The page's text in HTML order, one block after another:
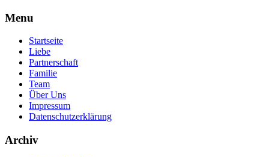
Skip
content
Menu
Startseite
Liebe
Partnerschaft
Familie
Team
Über Uns
Impressum
Datenschutzerklärung
Archiv